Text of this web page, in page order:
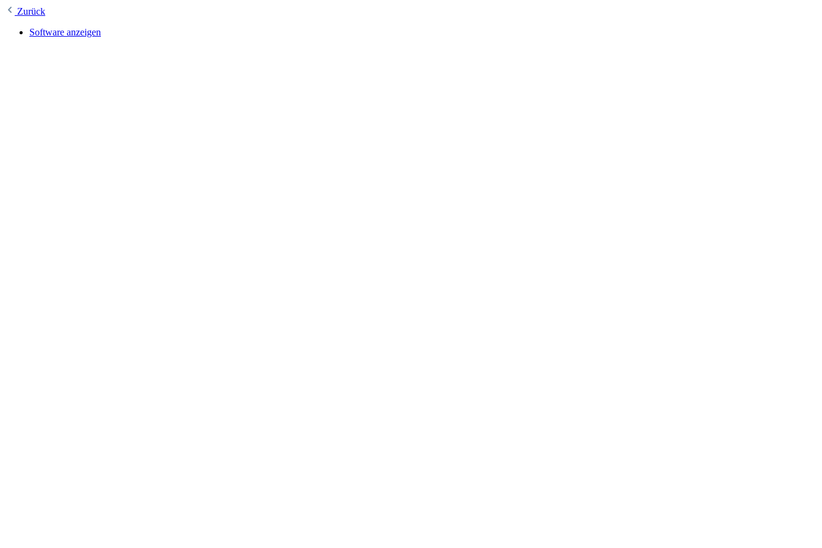
Zurück
Software anzeigen